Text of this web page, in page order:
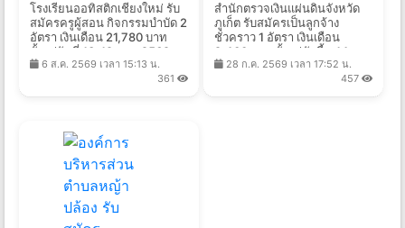
โรงเรียนออทิสติกเชียงใหม่ รับ
สมัครครูผู้สอน กิจกรรมบำบัด 2
อัตรา เงินเดือน 21,780 บาท
ตั้งแต่วันที่ 13-19 ส.ค. 2569
6 ส.ค. 2569 เวลา 15:13 น.
361
สํานักตรวจเงินแผ่นดินจังหวัด
ภูเก็ต รับสมัครเป็นลูกจ้าง
ชั่วคราว 1 อัตรา เงินเดือน
9,400 บาท ตั้งแต่บัดนี้ - 14
ส.ค. 2569
28 ก.ค. 2569 เวลา 17:52 น.
457